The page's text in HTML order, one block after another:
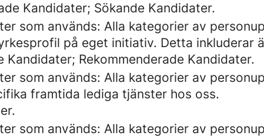
Kandidater; Sökande Kandidater.
som används: Alla kategorier av
på eget initiativ. Detta inkluderar
Kandidater; Rekommenderade Kandidater.
som används: Alla kategorier av
framtida lediga tjänster hos oss.
som används: Alla kategorier av